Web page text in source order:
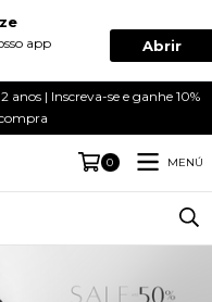
app Abrir
anos | Inscreva-se e ganhe 10%
0 MENÚ